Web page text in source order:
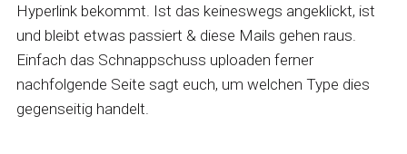
Hyperlink bekommt. Ist das keineswegs angeklickt, ist
und bleibt etwas passiert & diese Mails gehen raus.
Einfach das Schnappschuss uploaden ferner
nachfolgende Seite sagt euch, um welchen Type dies
gegenseitig handelt.